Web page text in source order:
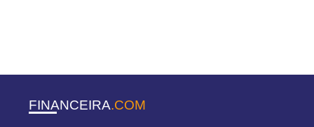
FINANCEIRA.COM